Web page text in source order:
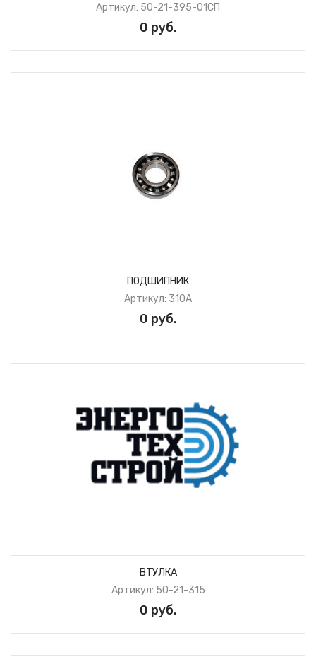
Артикул: 50-21-395-01СП
0 руб.
ПОДШИПНИК
Артикул: 310А
0 руб.
ВТУЛКА
Артикул: 50-21-315
0 руб.